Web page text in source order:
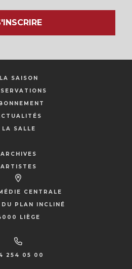
LA SAISON
LA SALLE
ARCHIVES
ARTISTES
CENTRALE
PLAN INCLINÉ
LIÈGE
254 05 00